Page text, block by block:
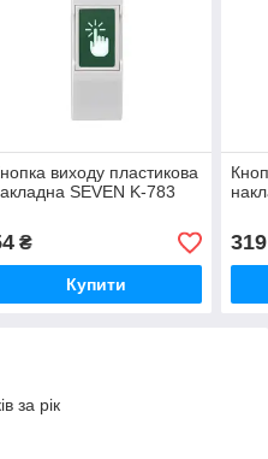
виходу пластикова
SEVEN K-783
₴
Купити
319
за рік